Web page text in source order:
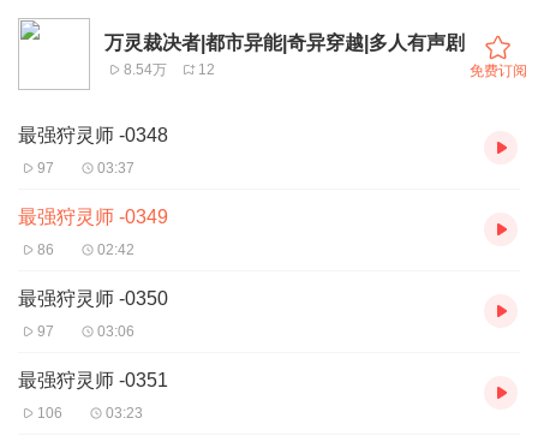
万灵裁决者|都市异能|奇异穿越|多人有声剧
8.54万 12 免费订阅
最强狩灵师 -0348
97 03:37
最强狩灵师 -0349
86 02:42
最强狩灵师 -0350
97 03:06
最强狩灵师 -0351
106 03:23